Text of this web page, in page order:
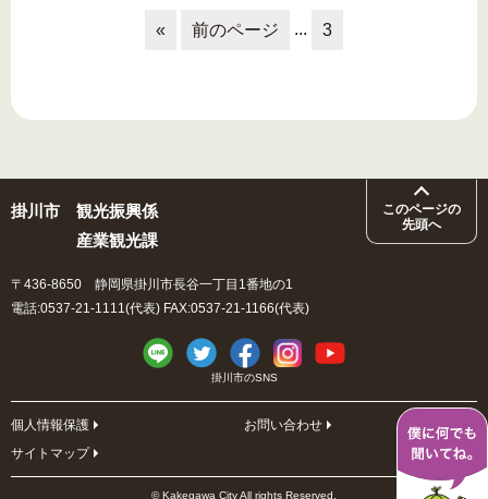
« 前のページ ... 3
このページの
先頭へ
掛川市
観光振興係
産業観光課
〒436-8650 静岡県掛川市長谷一丁目1番地の1
電話:0537-21-1111(代表) FAX:0537-21-1166(代表)
掛川市のSNS
個人情報保護
お問い合わせ
サイトマップ
© Kakegawa City All rights Reserved.